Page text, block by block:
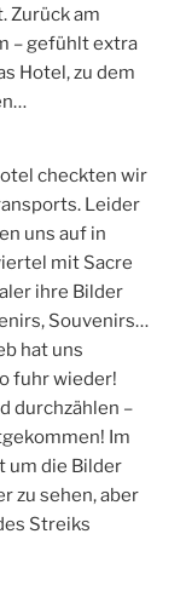
Zurück am
– gefühlt extra
Hotel, zu dem
checkten wir
Leider
uns auf in
mit Sacre
ihre Bilder
Souvenirs…
hat uns
fuhr wieder!
durchzählen –
Im
um die Bilder
zu sehen, aber
Streiks